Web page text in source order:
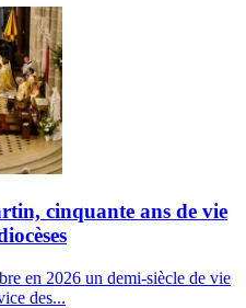
cinquante ans de vie
en 2026 un demi-siècle de vie
des...